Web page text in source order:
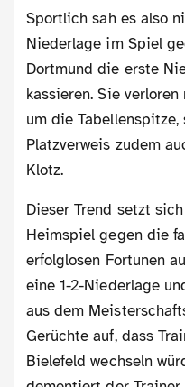
Sportlich sah es also nicht so gut aus. Bei der 2-4-
Niederlage im Spiel
Dortmund die erste
kassieren. Sie
um die
Platzverweis zudem
Klotz.
Dieser Trend setzt sich fort, denn auch beim
Heimspiel gegen die
erfolglosen Fortunen
eine 1-2-Niederlage
aus dem
Gerüchte auf, dass
Bielefeld wechseln